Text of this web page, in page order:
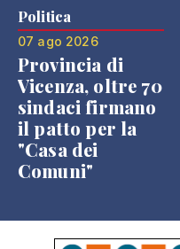
Politica
07 ago 2026
Provincia di
Vicenza, oltre 70
sindaci firmano
il patto per la
"Casa dei
Comuni"